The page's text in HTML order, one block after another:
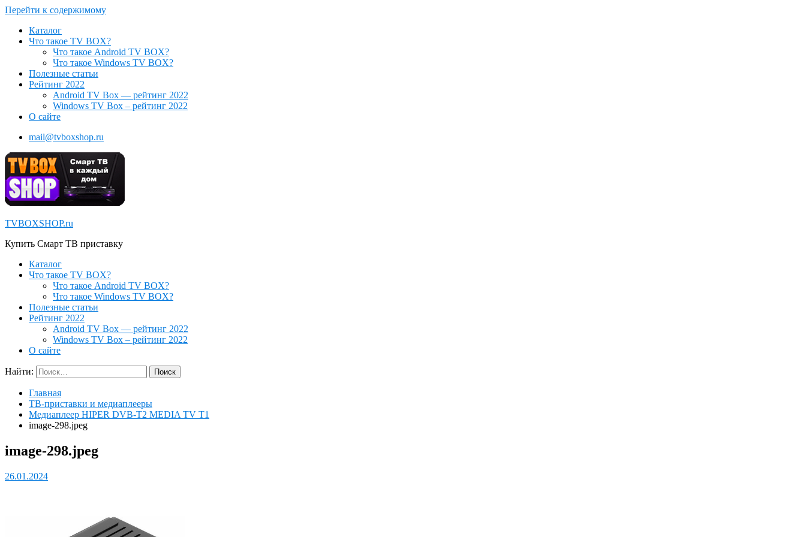
Перейти к содержимому
Каталог
Что такое TV BOX?
Что такое Android TV BOX?
Что такое Windows TV BOX?
Полезные статьи
Рейтинг 2022
Android TV Box — рейтинг 2022
Windows TV Box – рейтинг 2022
О сайте
mail@tvboxshop.ru
TVBOXSHOP.ru
Купить Смарт ТВ приставку
Каталог
Что такое TV BOX?
Что такое Android TV BOX?
Что такое Windows TV BOX?
Полезные статьи
Рейтинг 2022
Android TV Box — рейтинг 2022
Windows TV Box – рейтинг 2022
О сайте
Найти:
Главная
ТВ-приставки и медиаплееры
Медиаплеер HIPER DVB-T2 MEDIA TV T1
image-298.jpeg
image-298.jpeg
26.01.2024